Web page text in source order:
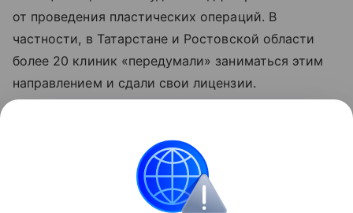
от проведения пластических операций. В
частности, в Татарстане и Ростовской области
более 20 клиник «передумали» заниматься этим
направлением и сдали свои лицензии.
пластической хирургиичитайте здесь